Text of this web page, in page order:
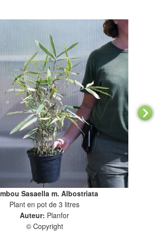
Sasaella m. Albostriata
Plant en pot de 3 litres
Auteur: Planfor
© Copyright